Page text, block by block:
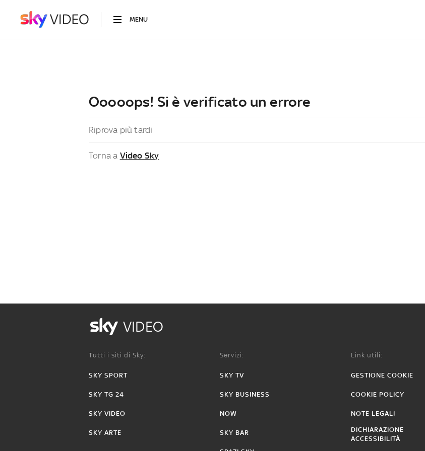
MENU
Ooooops! Si è verificato un errore
Riprova più tardi
Torna a Video Sky
VIDEO
Tutti i siti di Sky:
SKY SPORT
SKY TG 24
SKY VIDEO
SKY ARTE
Servizi:
SKY TV
SKY BUSINESS
NOW
SKY BAR
Link utili:
GESTIONE COOKIE
COOKIE POLICY
NOTE LEGALI
DICHIARAZIONE
ACCESSIBILITÀ